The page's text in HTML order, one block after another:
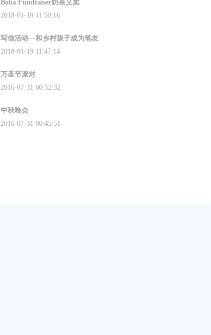
Boba Fundraiser奶茶义卖
2018-01-19 11:50:16
写信活动—和乡村孩子成为笔友
2018-01-19 11:47:14
万圣节派对
2016-07-31 00:52:32
中秋晚会
2016-07-31 00:45:51